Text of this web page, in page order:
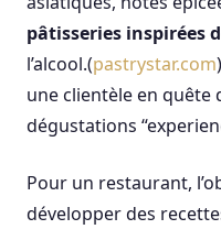
pâtisseries inspirées
l’alcool.(pastrystar.com
une clientèle en quête
dégustations
Pour un restaurant,
développer des